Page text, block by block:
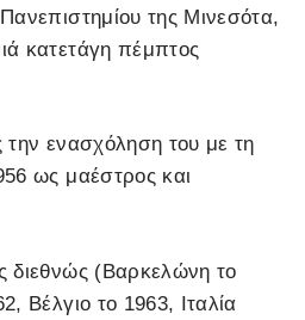
της Μινεσότα,
κατετάγη πέμπτος
την ενασχόληση του με τη
ως μαέστρος και
διεθνώς (Βαρκελώνη το
Βέλγιο το 1963, Ιταλία